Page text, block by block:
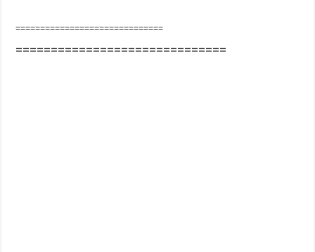
==============================
==============================